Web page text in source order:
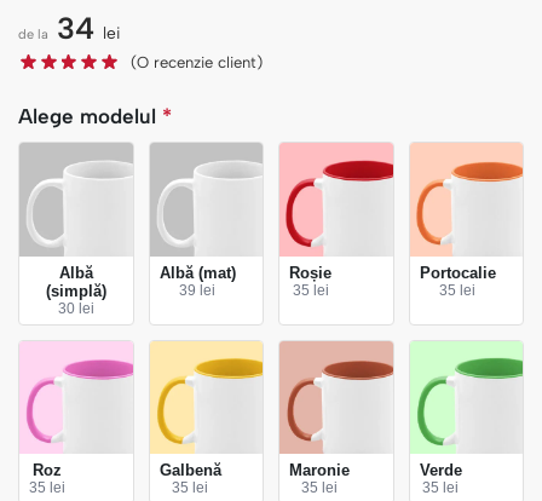
de la 34 lei
(O recenzie client)
Alege modelul *
Albă
(simplă)
30 lei
Albă (mat)
39 lei
Roșie
35 lei
Portocalie
35 lei
Roz
35 lei
Galbenă
35 lei
Maronie
35 lei
Verde
35 lei